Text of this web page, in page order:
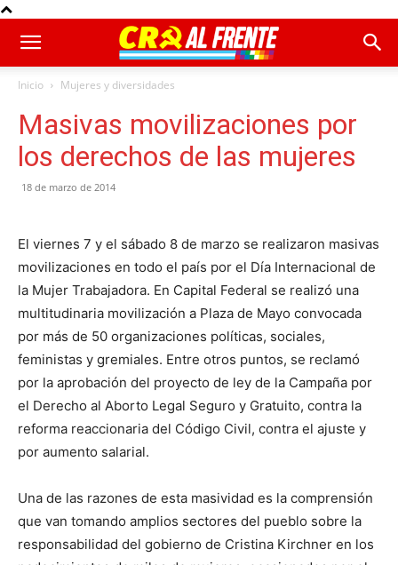
Inicio Mujeres y diversidades
Masivas movilizaciones por
los derechos de las mujeres
18 de marzo de 2014
El viernes 7 y el sábado 8 de marzo se realizaron masivas
movilizaciones en todo el país por el Día Internacional de
la Mujer Trabajadora. En Capital Federal se realizó una
multitudinaria movilización a Plaza de Mayo convocada
por más de 50 organizaciones políticas, sociales,
feministas y gremiales. Entre otros puntos, se reclamó
por la aprobación del proyecto de ley de la Campaña por
el Derecho al Aborto Legal Seguro y Gratuito, contra la
reforma reaccionaria del Código Civil, contra el ajuste y
por aumento salarial.
Una de las razones de esta masividad es la comprensión
que van tomando amplios sectores del pueblo sobre la
responsabilidad del gobierno de Cristina Kirchner en los